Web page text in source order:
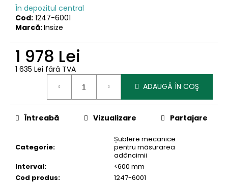
În depozitul central
Cod: 1247-6001
Marcă:Insize
1 978 Lei
1 635 Lei fără TVA
ADAUGĂ ÎN COŞ
Categorie:
Șublere mecanice
pentru măsurarea
adâncimii
Interval:
<600 mm
Cod produs: 1247-6001
Întreabă Vizualizare Partajare